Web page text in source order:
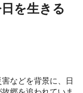
を生きる
などを背景に、日